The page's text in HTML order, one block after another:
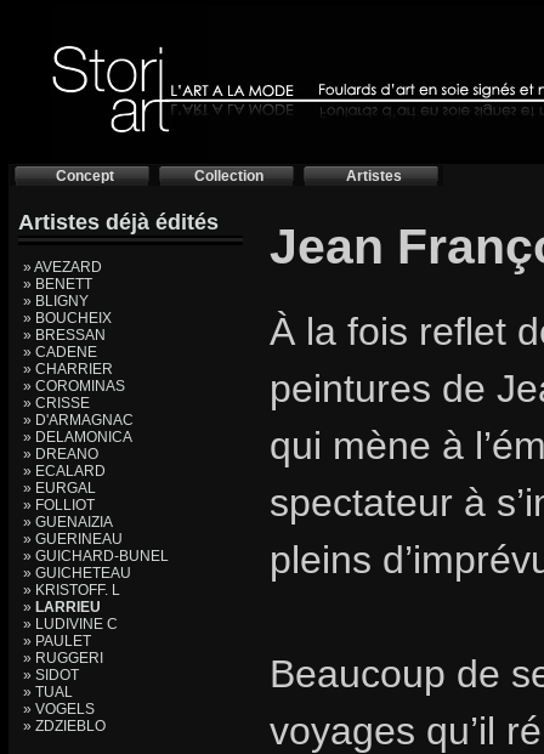
Concept Collection Artistes
Artistes déjà édités
» AVEZARD
» BENETT
» BLIGNY
» BOUCHEIX
» BRESSAN
» CADENE
» CHARRIER
» COROMINAS
» CRISSE
» D'ARMAGNAC
» DELAMONICA
» DREANO
» ECALARD
» EURGAL
» FOLLIOT
» GUENAIZIA
» GUERINEAU
» GUICHARD-BUNEL
» GUICHETEAU
» KRISTOFF. L
» LARRIEU
» LUDIVINE C
» PAULET
» RUGGERI
» SIDOT
» TUAL
» VOGELS
» ZDZIEBLO
Jean
À la fois reflet
peintures de
qui mène à
spectateur à
pleins
Beaucoup de
voyages qu’il